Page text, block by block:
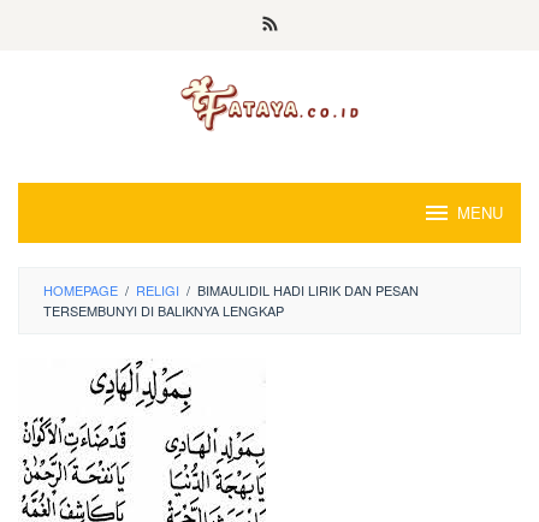
MENU
HOMEPAGE / RELIGI / BIMAULIDIL HADI LIRIK DAN PESAN
TERSEMBUNYI DI BALIKNYA LENGKAP